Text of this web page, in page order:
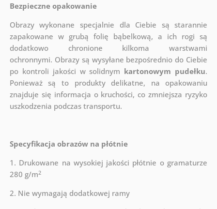
Bezpieczne opakowanie
Obrazy wykonane specjalnie dla Ciebie są starannie
zapakowane w grubą folię bąbelkową, a ich rogi są
dodatkowo chronione kilkoma warstwami
ochronnymi. Obrazy są wysyłane bezpośrednio do Ciebie
po kontroli jakości w solidnym kartonowym pudełku.
Ponieważ są to produkty delikatne, na opakowaniu
znajduje się informacja o kruchości, co zmniejsza ryzyko
uszkodzenia podczas transportu.
Specyfikacja obrazów na płótnie
1. Drukowane na wysokiej jakości płótnie o gramaturze
280 g/m2
2. Nie wymagają dodatkowej ramy